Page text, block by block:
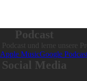
Podcast
und lerne unsere
Apple MusicGoogle
Social Media